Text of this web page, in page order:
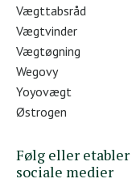
Vægttabsråd
Vægtvinder
Vægtøgning
Wegovy
Yoyovægt
Østrogen
Følg eller
sociale medier